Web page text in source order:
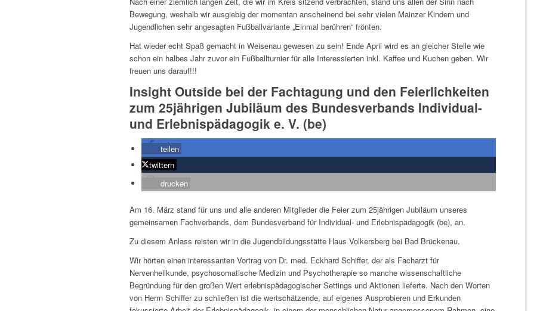
Bewegung, weshalb wir ausgiebig der momentan anscheinend bei sehr vielen Mainzer Kindern und
Jugendlichen sehr angesagten Fußballvariante „Einmal berühren“ frönten.
Hat wieder echt Spaß gemacht in Weisenau gewesen zu sein! Ende April wird es an gleicher Stelle wie
schon ein halbes Jahr zuvor ein Fußballturnier für alle Interessierten inkl. Kaffee und Kuchen geben. Wir
freuen uns darauf!!!
Insight Outside bei der Fachtagung und den Feierlichkeiten
zum 25jährigen Jubiläum des Bundesverbands Individual-
und Erlebnispädagogik e. V. (be)
teilen
twittern
drucken
Am 16. März stand für uns und alle anderen Mitglieder die Feier zum 25jährigen Jubiläum unseres
gemeinsamen Fachverbands, dem Bundesverband für Individual- und Erlebnispädagogik (be), an.
Zu diesem Anlass reisten wir in die Jugendbildungsstätte Haus Volkersberg bei Bad Brückenau.
Wir hörten einen interessanten Vortrag von Dr. med. Eckhard Schiffer, der als Facharzt für
Nervenheilkunde, psychosomatische Medizin und Psychotherapie so manche wissenschaftliche
Begründung für den großen Wert erlebnispädagogischer Settings und Aktionen lieferte. Nach den Worten
von Herrn Schiffer zu schließen ist die wertschätzende, auf eigenes Ausprobieren und Erkunden